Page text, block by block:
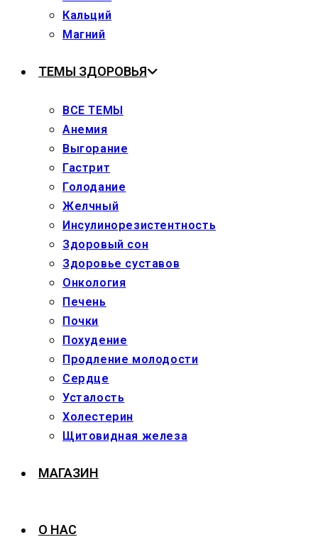
Кальций
Магний
ТЕМЫ ЗДОРОВЬЯ
ВСЕ ТЕМЫ
Анемия
Выгорание
Гастрит
Голодание
Желчный
Инсулинорезистентность
Здоровый сон
Здоровье суставов
Онкология
Печень
Почки
Похудение
Продление молодости
Сердце
Усталость
Холестерин
Щитовидная железа
МАГАЗИН
О НАС